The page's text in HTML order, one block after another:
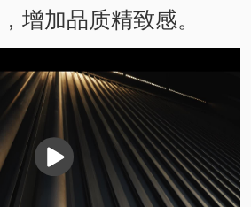
增加品质精致感。
播
放